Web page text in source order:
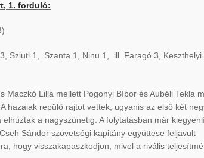
1. forduló:
Sziuti 1, Szanta 1, Ninu 1, ill. Faragó 3, Keszthelyi
Lilla mellett Pogonyi Bíbor és Aubéli Tekla
hazaiak repülő rajtot vettek, ugyanis az első két
a nagyszünetig. A folytatásban már
Sándor szövetségi kapitány együttese feljavult
hogy visszakapaszkodjon, mivel a rivális